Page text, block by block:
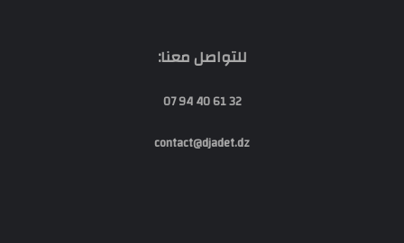
للتواصل معنا:
32 61 40 94 07
contact@djadet.dz